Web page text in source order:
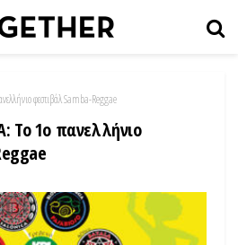
φεστιβάλ Samba-Reggae
To 1ο πανελλήνιο